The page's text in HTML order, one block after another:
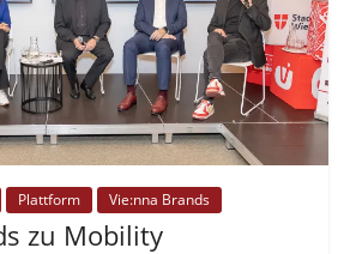
Plattform Vie:nna Brands
zu Mobility